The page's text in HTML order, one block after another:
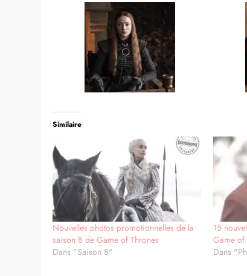
Similaire
Nouvelles photos promotionnelles de la
saison 8 de Game of Thrones
Dans "Saison 8"
15
Game of
Dans